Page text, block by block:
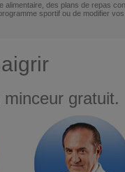
des plans de repas
sportif ou de modifier vos
gratuit.